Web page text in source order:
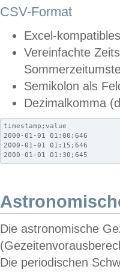
CSV-Format
Excel-
Vereinfachte
Semikolon als
Dezimalkomma
timestamp;value
2000-01-01 01:00;646
2000-01-01 01:15;646
2000-01-01 01:30;645
Die astronomische
Die periodischen